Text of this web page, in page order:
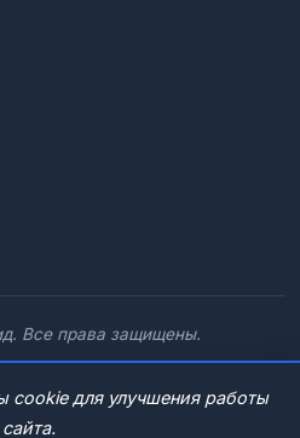
Все права защищены.
cookie для улучшения работы
сайта.